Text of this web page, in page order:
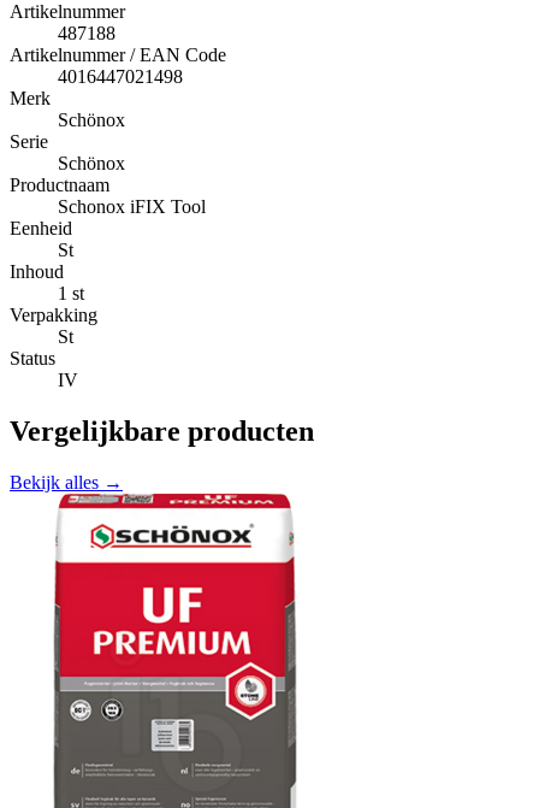
Artikelnummer
487188
Artikelnummer / EAN Code
4016447021498
Merk
Schönox
Serie
Schönox
Productnaam
Schonox iFIX Tool
Eenheid
St
Inhoud
1 st
Verpakking
St
Status
IV
Vergelijkbare producten
Bekijk alles →